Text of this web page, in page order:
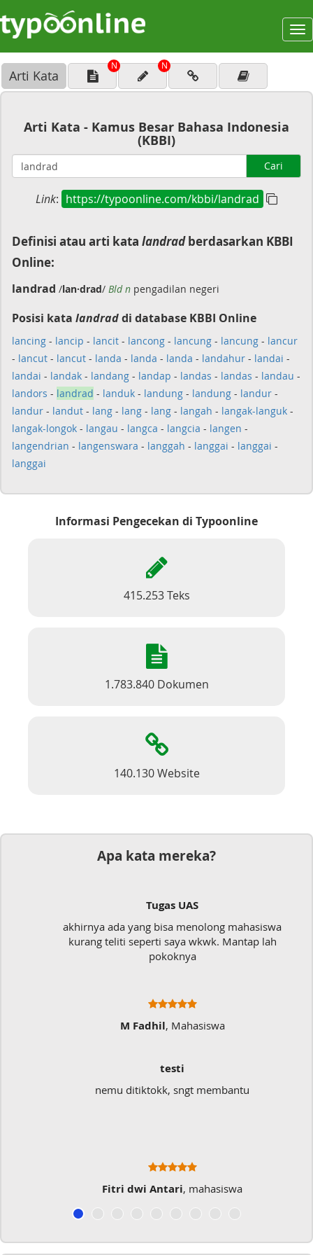
Arti Kata
N N
Arti Kata - Kamus Besar Bahasa Indonesia
(KBBI)
Cari
Link: https://typoonline.com/kbbi/landrad
Definisi atau arti kata landradberdasarkan KBBI
Online:
landrad /lan·drad/ Bld n pengadilan negeri
Posisi kata landraddi database KBBI Online
lancing - lancip - lancit - lancong - lancung - lancung - lancur
- lancut - lancut - landa - landa - landa - landahur - landai -
landai - landak - landang - landap - landas - landas - landau -
landors - landrad - landuk - landung - landung - landur -
landur - landut - lang - lang - lang - langah - langak-languk -
langak-longok - langau - langca - langcia - langen -
langendrian - langenswara - langgah - langgai - langgai -
langgai
Informasi Pengecekan di Typoonline
415.253 Teks
1.783.840 Dokumen
140.130 Website
Apa kata mereka?
Tugas UAS
akhirnya ada yang bisa menolong mahasiswa
kurang teliti seperti saya wkwk. Mantap lah
pokoknya
M Fadhil, Mahasiswa
testi
nemu ditiktokk, sngt membantu
Fitri dwi Antari, mahasiswa